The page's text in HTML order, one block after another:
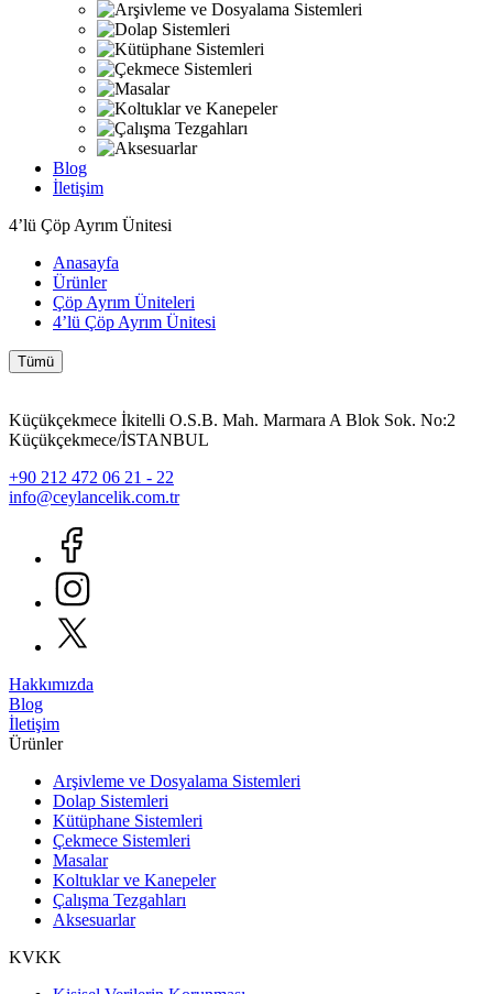
Blog
İletişim
4’lü Çöp Ayrım Ünitesi
Anasayfa
Ürünler
Çöp Ayrım Üniteleri
4’lü Çöp Ayrım Ünitesi
Tümü
Küçükçekmece İkitelli O.S.B. Mah. Marmara A Blok Sok. No:2
Küçükçekmece/İSTANBUL
+90 212 472 06 21 - 22
info@ceylancelik.com.tr
Hakkımızda
Blog
İletişim
Ürünler
Arşivleme ve Dosyalama Sistemleri
Dolap Sistemleri
Kütüphane Sistemleri
Çekmece Sistemleri
Masalar
Koltuklar ve Kanepeler
Çalışma Tezgahları
Aksesuarlar
KVKK